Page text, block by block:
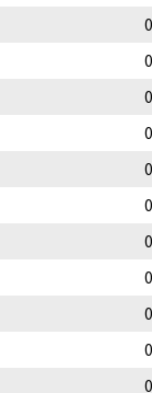
0
0
0
0
0
0
0
0
0
0
0